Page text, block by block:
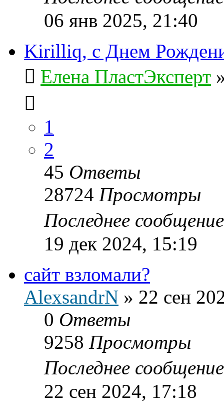
06 янв 2025, 21:40
Kirilliq, с Днем
Елена ПластЭксперт
1
2
45 Ответы
28724 Просмотры
Последнее
19 дек 2024, 15:19
сайт взломали?
AlexsandrN » 22 сен
0 Ответы
9258 Просмотры
Последнее
22 сен 2024, 17:18